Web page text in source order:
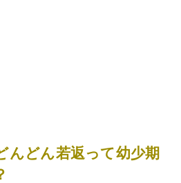
んどん若返って幼少期